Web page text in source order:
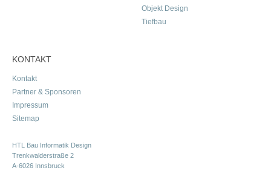
Objekt Design
Tiefbau
KONTAKT
Kontakt
Partner & Sponsoren
Impressum
Sitemap
HTL Bau Informatik Design
Trenkwalderstraße 2
A-6026 Innsbruck